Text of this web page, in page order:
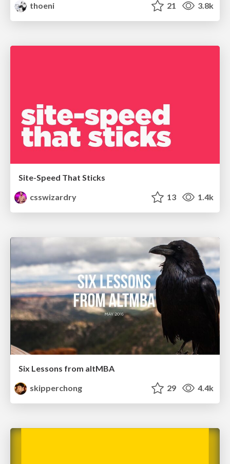
thoeni
21 3.8k
Site-Speed That Sticks
csswizardry
13 1.4k
Six Lessons from altMBA
skipperchong
29 4.4k